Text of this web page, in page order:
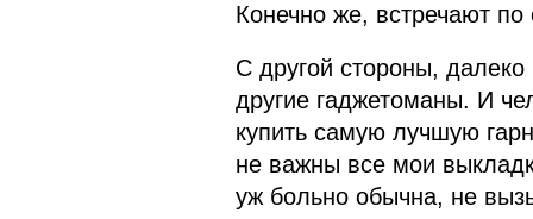
Конечно же, встречают по
С другой стороны,
другие гаджетоманы. И
купить самую лучшую
не важны все мои
уж больно обычна, не